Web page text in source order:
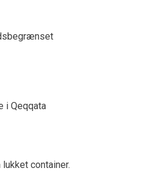
i Qeqqata
container.